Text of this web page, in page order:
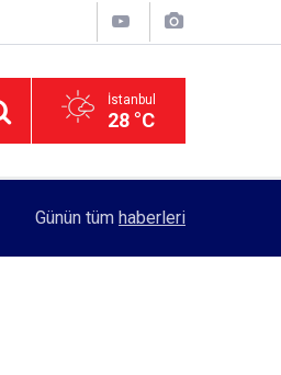
İstanbul
28 °C
kadın öğrencilerin güvenliği için
Günün tüm haberleri